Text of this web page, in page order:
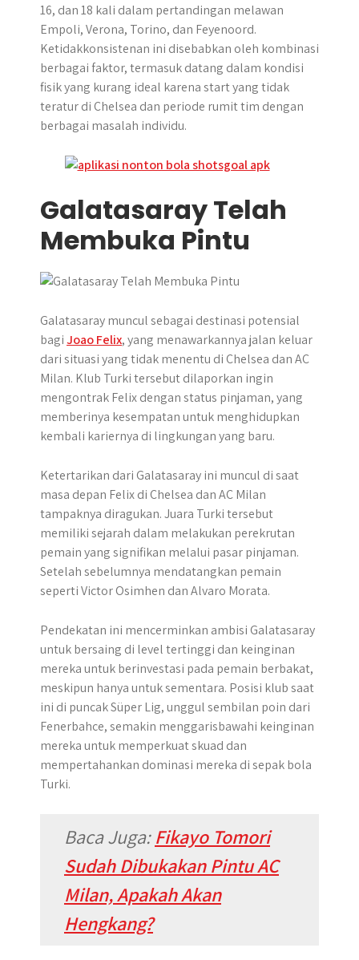
16, dan 18 kali dalam pertandingan melawan
Empoli, Verona, Torino, dan Feyenoord.
Ketidakkonsistenan ini disebabkan oleh kombinasi
berbagai faktor, termasuk datang dalam kondisi
fisik yang kurang ideal karena start yang tidak
teratur di Chelsea dan periode rumit tim dengan
berbagai masalah individu.
Galatasaray Telah
Membuka Pintu
Galatasaray muncul sebagai destinasi potensial
bagiJoao Felix, yang menawarkannya jalan keluar
dari situasi yang tidak menentu di Chelsea dan AC
Milan. Klub Turki tersebut dilaporkan ingin
mengontrak Felix dengan status pinjaman, yang
memberinya kesempatan untuk menghidupkan
kembali kariernya di lingkungan yang baru.
Ketertarikan dari Galatasaray ini muncul di saat
masa depan Felix di Chelsea dan AC Milan
tampaknya diragukan. Juara Turki tersebut
memiliki sejarah dalam melakukan perekrutan
pemain yang signifikan melalui pasar pinjaman.
Setelah sebelumnya mendatangkan pemain
seperti Victor Osimhen dan Alvaro Morata.
Pendekatan ini mencerminkan ambisi Galatasaray
untuk bersaing di level tertinggi dan keinginan
mereka untuk berinvestasi pada pemain berbakat,
meskipun hanya untuk sementara. Posisi klub saat
ini di puncak Süper Lig, unggul sembilan poin dari
Fenerbahce, semakin menggarisbawahi keinginan
mereka untuk memperkuat skuad dan
mempertahankan dominasi mereka di sepak bola
Turki.
Baca Juga:Fikayo Tomori
Sudah Dibukakan Pintu AC
Milan, Apakah Akan
Hengkang?